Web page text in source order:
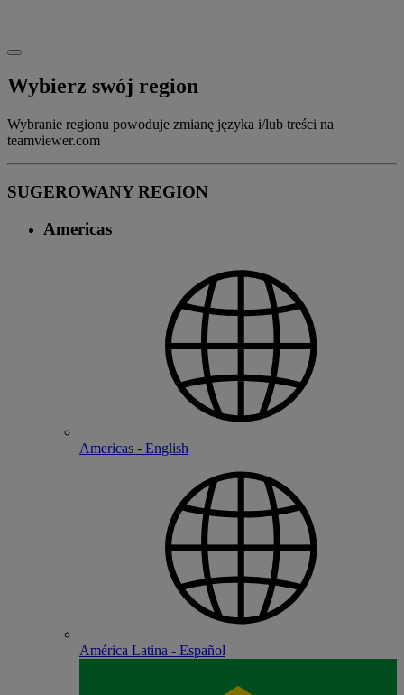
Wybierz swój region
Wybranie regionu powoduje zmianę języka i/lub treści na
teamviewer.com
SUGEROWANY REGION
Americas
Americas - English
América Latina - Español